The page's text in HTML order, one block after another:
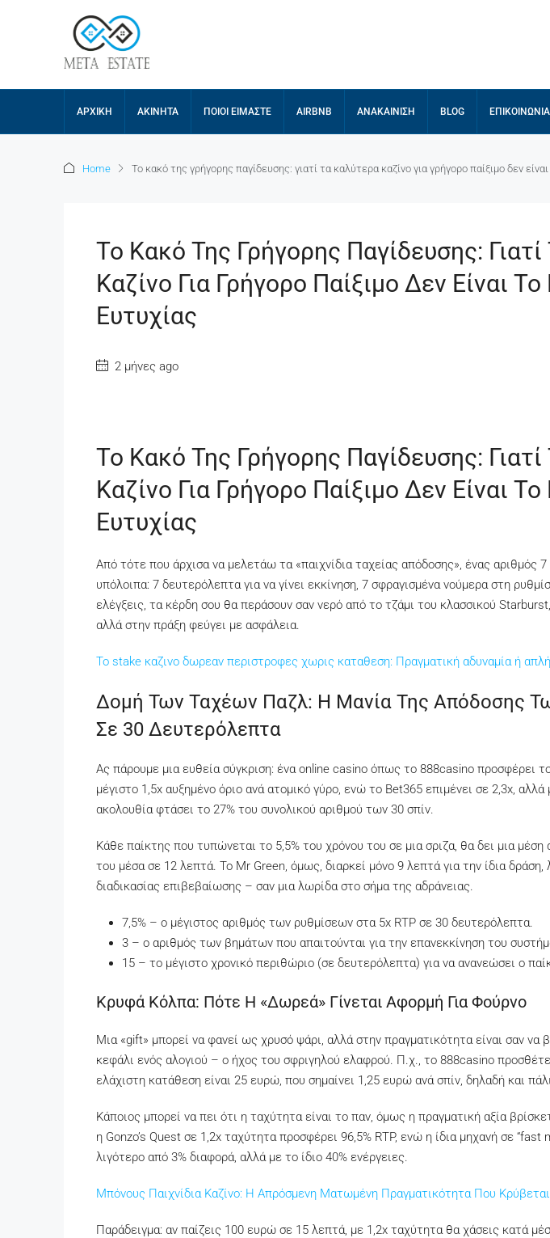
ΑΡΧΙΚΉ ΑΚΊΝΗΤΑ ΠΟΙΟΙ ΕΊΜΑΣΤΕ AIRBNB ΑΝΑΚΑΊΝΙΣΗ BLOG ΕΠΙΚΟΙΝΩΝΊΑ
Home Το κακό της γρήγορης παγίδευσης: γιατί τα καλύτερα καζίνο για γρήγορο παίξιμο δεν
Το Κακό Της Γρήγορης Παγίδευσης:
Καζίνο Για Γρήγορο Παίξιμο Δεν Είναι
Ευτυχίας
2 μήνες ago
Το Κακό Της Γρήγορης Παγίδευσης:
Καζίνο Για Γρήγορο Παίξιμο Δεν Είναι
Ευτυχίας
Από τότε που άρχισα να μελετάω τα «παιχνίδια ταχείας απόδοσης», ένας αριθμός
υπόλοιπα: 7 δευτερόλεπτα για να γίνει εκκίνηση, 7 σφραγισμένα νούμερα στη
ελέγξεις, τα κέρδη σου θα περάσουν σαν νερό από το τζάμι του κλασσικού
αλλά στην πράξη φεύγει με ασφάλεια.
Το stake καζινο δωρεαν περιστροφες χωρις καταθεση: Πραγματική αδυναμία ή
Δομή Των Ταχέων Παζλ: Η Μανία Της Απόδοσης
Σε 30 Δευτερόλεπτα
Ας πάρουμε μια ευθεία σύγκριση: ένα online casino όπως το 888casino προσφέρει
μέγιστο 1,5x αυξημένο όριο ανά ατομικό γύρο, ενώ το Bet365 επιμένει σε 2,3x,
ακολουθία φτάσει το 27% του συνολικού αριθμού των 30 σπίν.
Κάθε παίκτης που τυπώνεται το 5,5% του χρόνου του σε μια σριζα, θα δει μια μέση
του μέσα σε 12 λεπτά. Το Mr Green, όμως, διαρκεί μόνο 9 λεπτά για την ίδια
διαδικασίας επιβεβαίωσης – σαν μια λωρίδα στο σήμα της αδράνειας.
7,5% – ο μέγιστος αριθμός των ρυθμίσεων στα 5x RTP σε 30 δευτερόλεπτα.
3 – ο αριθμός των βημάτων που απαιτούνται για την επανεκκίνηση του
15 – το μέγιστο χρονικό περιθώριο (σε δευτερόλεπτα) για να ανανεώσει ο
Κρυφά Κόλπα: Πότε Η «δωρεά» Γίνεται Αφορμή Για Φούρνο
Μια «gift» μπορεί να φανεί ως χρυσό ψάρι, αλλά στην πραγματικότητα είναι σαν να
κεφάλι ενός αλογιού – ο ήχος του σφριγηλού ελαφρού. Π.χ., το 888casino
ελάχιστη κατάθεση είναι 25 ευρώ, που σημαίνει 1,25 ευρώ ανά σπίν, δηλαδή και
Κάποιος μπορεί να πει ότι η ταχύτητα είναι το παν, όμως η πραγματική αξία
η Gonzo’s Quest σε 1,2x ταχύτητα προσφέρει 96,5% RTP, ενώ η ίδια μηχανή σε “fast
λιγότερο από 3% διαφορά, αλλά με το ίδιο 40% ενέργειες.
Μπόνους Παιχνίδια Καζίνο: Η Απρόσμενη Ματωμένη Πραγματικότητα Που
Παράδειγμα: αν παίζεις 100 ευρώ σε 15 λεπτά, με 1,2x ταχύτητα θα χάσεις κατά